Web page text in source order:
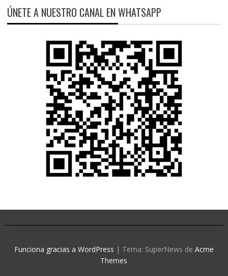
ÚNETE A NUESTRO CANAL EN WHATSAPP
Funciona gracias a WordPress | Tema: SuperNews de Acme
Themes